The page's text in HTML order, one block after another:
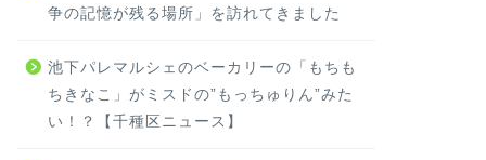
争の記憶が残る場所」を訪れてきました
池下パレマルシェのベーカリーの「もちも
ちきなこ」がミスドの”もっちゅりん”みた
い！？【千種区ニュース】